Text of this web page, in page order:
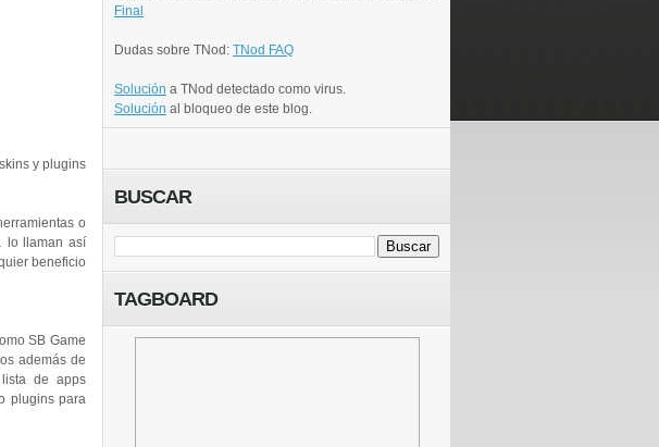
y plugins
o
lo llaman así
beneficio
SB Game
además de
de apps
plugins para
Final
Dudas sobre TNod: TNod FAQ
Solución a TNod detectado como virus.
Solución al bloqueo de este blog.
BUSCAR
TAGBOARD